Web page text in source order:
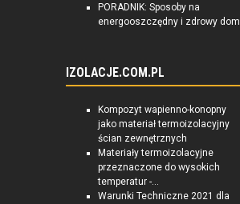
PORADNIK: Sposoby na
energooszczędny i zdrowy dom
IZOLACJE.COM.PL
Kompozyt wapienno-konopny
jako materiał termoizolacyjny
ścian zewnętrznych
Materiały termoizolacyjne
przeznaczone do wysokich
temperatur -...
Warunki Techniczne 2021 dla